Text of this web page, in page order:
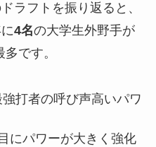
ラフトを振り返ると、
4名の大学生外野手が
です。
打者の呼び声高いパワ
にパワーが大きく強化